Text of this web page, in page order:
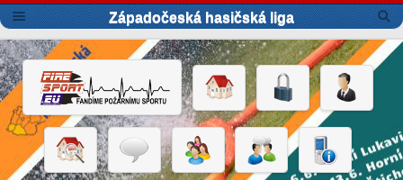
Západočeská hasičská liga